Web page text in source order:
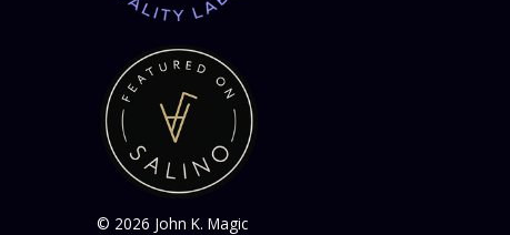
© 2026 John K. Magic